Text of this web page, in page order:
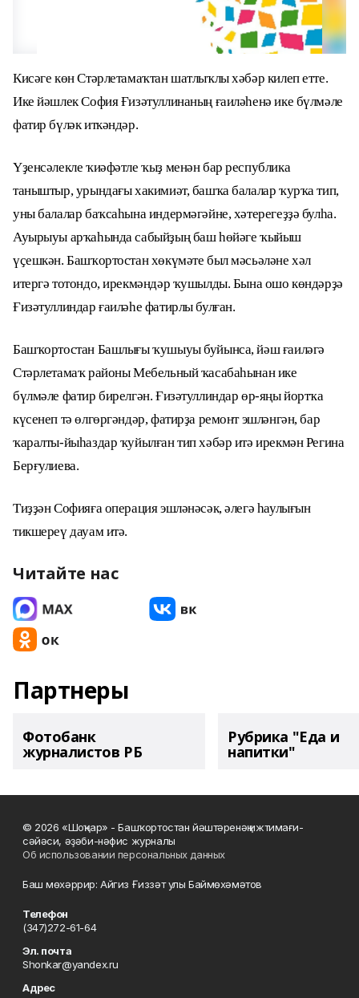
Кисәге көн Стәрлетамаҡтан шатлыҡлы хәбәр килеп етте.
Ике йәшлек София Ғизәтуллинаның ғаиләһенә ике бүлмәле
фатир бүләк иткәндәр.
Үҙенсәлекле ҡиәфәтле ҡыҙ менән бар республика
таныштыр, урындағы хакимиәт, башҡа балалар ҡурҡа тип,
уны балалар баҡсаһына индермәгәйне, хәтерегеҙҙә булһа.
Ауырыуы арҡаһында сабыйҙың баш һөйәге ҡыйыш
үҫешкән. Башҡортостан хөкүмәте был мәсьәләне хәл
итергә тотондо, ирекмәндәр ҡушылды. Бына ошо көндәрҙә
Ғизәтуллиндар ғаиләһе фатирлы булған.
Башҡортостан Башлығы ҡушыуы буйынса, йәш ғаиләгә
Стәрлетамаҡ районы Мебельный ҡасабаһынан ике
бүлмәле фатир бирелгән. Ғизәтуллиндар өр-яңы йортҡа
күсенеп тә өлгөргәндәр, фатирҙа ремонт эшләнгән, бар
ҡаралты-йыһаздар ҡуйылған тип хәбәр итә ирекмән Регина
Берғулиева.
Тиҙҙән Софияға операция эшләнәсәк, әлегә һаулығын
тикшереү дауам итә.
Читайте нас
Партнеры
Фотобанк
журналистов РБ
Рубрика "Еда и
напитки"
© 2026 «Шоңҡар» - Башҡортостан йәштәренәң ижтимағи-
сәйәси, әҙәби-нәфис журналы
Об использовании персональных данных
Баш мөхәррир: Айгиз Ғиззәт улы Баймөхәмәтов
Телефон
(347)272-61-64
Эл. почта
Shonkar@yandex.ru
Адрес